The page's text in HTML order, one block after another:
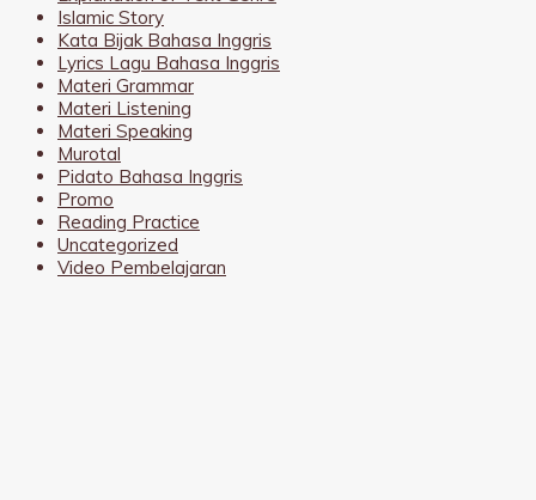
Islamic Story
Kata Bijak Bahasa Inggris
Lyrics Lagu Bahasa Inggris
Materi Grammar
Materi Listening
Materi Speaking
Murotal
Pidato Bahasa Inggris
Promo
Reading Practice
Uncategorized
Video Pembelajaran